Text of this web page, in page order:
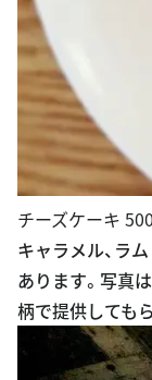
チーズケーキ 500
キャラメル、ラ
あります。写真
柄で提供しても